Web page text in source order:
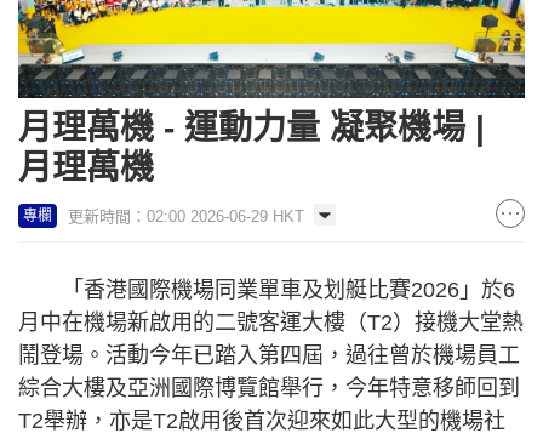
月理萬機 - 運動力量 凝聚機場 |
月理萬機
專欄 更新時間：02:00 2026-06-29 HKT
「香港國際機場同業單車及划艇比賽2026」於6
月中在機場新啟用的二號客運大樓（T2）接機大堂熱
鬧登場。活動今年已踏入第四屆，過往曾於機場員工
綜合大樓及亞洲國際博覽館舉行，今年特意移師回到
T2舉辦，亦是T2啟用後首次迎來如此大型的機場社